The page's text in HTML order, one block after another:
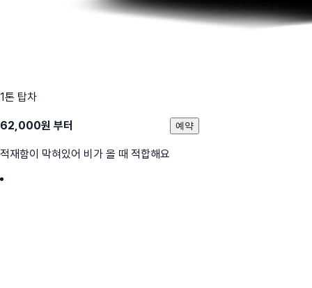
1톤 탑차
62,000원 부터
적재함이 막혀있어 비가 올 때 적합해요
예약